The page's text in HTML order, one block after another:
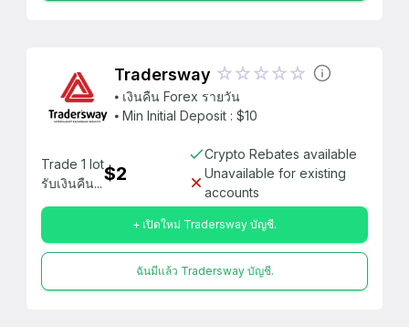
Tradersway
⦁ เงินคืน Forex รายวัน
⦁ Min Initial Deposit : $10
Trade 1 lot
รับเงินคืน...$2
Crypto Rebates available
Unavailable for existing
accounts
+ เปิดใหม่ Tradersway บัญชี.
ฉันมีแล้ว Tradersway บัญชี.